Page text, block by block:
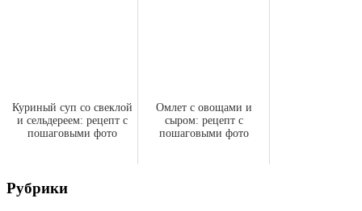
Куриный суп со свеклой
и сельдереем: рецепт с
пошаговыми фото
Омлет с овощами и
сыром: рецепт с
пошаговыми фото
Рубрики